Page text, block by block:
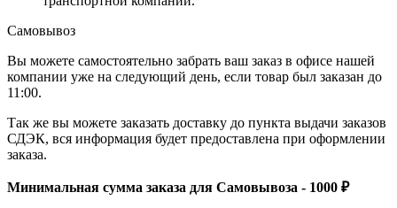
Самовывоз
Вы можете самостоятельно забрать ваш заказ в офисе нашей
компании уже на следующий день, если товар был заказан до
11:00.
Так же вы можете заказать доставку до пункта выдачи заказов
СДЭК, вся информация будет предоставлена при оформлении
заказа.
Минимальная сумма заказа для Самовывоза - 1000 ₽